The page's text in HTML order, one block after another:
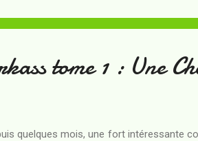
et détiennent donc la clé de leur
tome 1 : Une
quelques mois, une fort intéressante